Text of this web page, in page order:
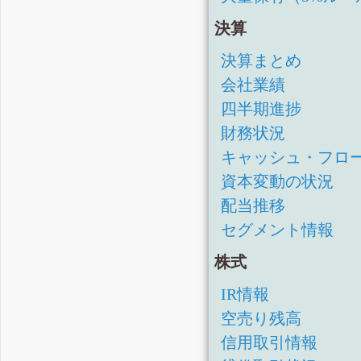
決算
決算まとめ
会社業績
四半期進捗
財務状況
キャッシュ・フロ
資本変動の状況
配当推移
セグメント情報
株式
IR情報
空売り残高
信用取引情報